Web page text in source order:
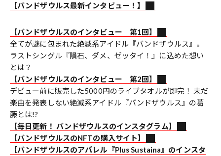
【バンドザウルス最新インタビュー！】
【バンドザウルスのインタビュー 第1回】
全てが謎に包まれた絶滅系アイドル『バンドザウルス』。
ラストシングル『隕石、ダメ、ゼッタイ！』に込めた想い
とは？
【バンドザウルスのインタビュー 第2回】
デビュー前に販売した5000円のライブタオルが即完！ 未だ
楽曲を発表しない絶滅系アイドル『バンドザウルス』の葛
藤とは!?
【毎日更新！ バンドザウルスのインスタグラム】
【バンドザウルスのNFTの購入サイト】
【バンドザウルスのアパレル『Plus Sustaina』のインスタ